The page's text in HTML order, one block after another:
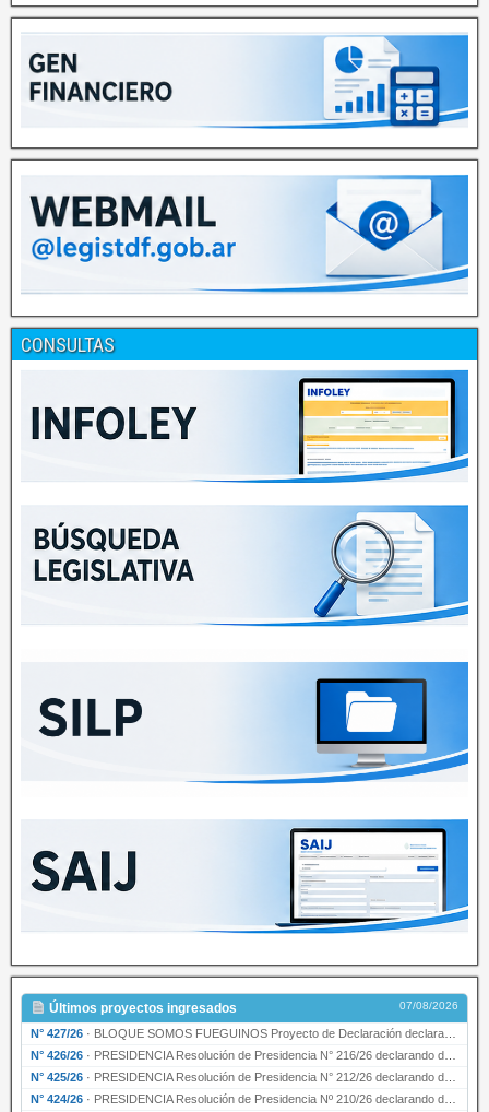
CONSULTAS
Últimos proyectos ingresados 07/08/2026
N° 427/26 · BLOQUE SOMOS FUEGUINOS Proyecto de Declaración declarando de interés provincial PRESIDENCI…
N° 426/26 · PRESIDENCIA Resolución de Presidencia N° 216/26 declarando de interés provincial la labor …
N° 425/26 · PRESIDENCIA Resolución de Presidencia N° 212/26 declarando de interés provincial el “50° A…
N° 424/26 · PRESIDENCIA Resolución de Presidencia Nº 210/26 declarando de interés provincial el proyec…